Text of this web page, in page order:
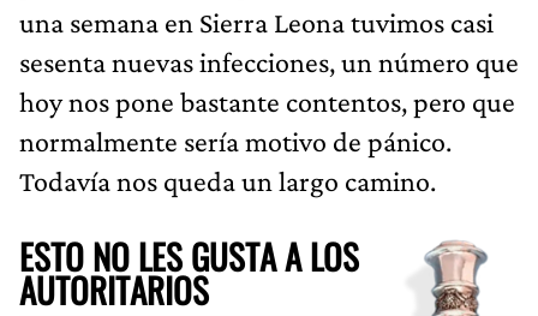
una semana en Sierra Leona tuvimos casi
sesenta nuevas infecciones, un número que
hoy nos pone bastante contentos, pero que
normalmente sería motivo de pánico.
Todavía nos queda un largo camino.
ESTO NO LES GUSTA A LOS
AUTORITARIOS